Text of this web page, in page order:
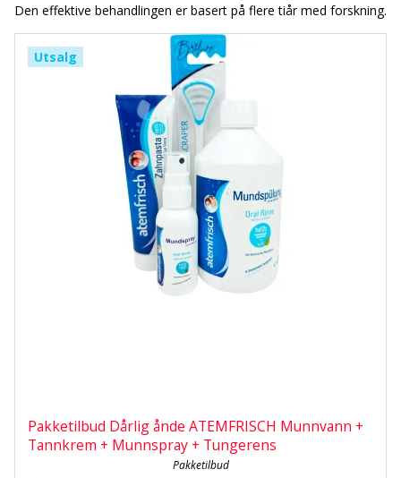
Den effektive behandlingen er basert på flere tiår med forskning.
Utsalg
Pakketilbud Dårlig ånde ATEMFRISCH Munnvann +
Tannkrem + Munnspray + Tungerens
Pakketilbud